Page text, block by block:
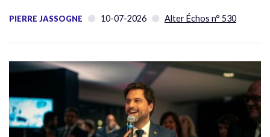
PIERRE JASSOGNE 10-07-2026 Alter Échos n° 530